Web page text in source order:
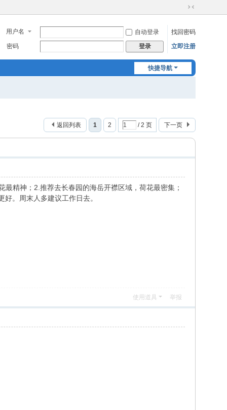
切
到
窄
用户名 自动登录
找回密码
密码
登录 立即注册
快捷导航
1 2 / 2 页 下一页
返回列表
精神；2.推荐去长春园的海岳开襟区域，荷花最密集；
。周末人多建议工作日去。
使用道具 举报